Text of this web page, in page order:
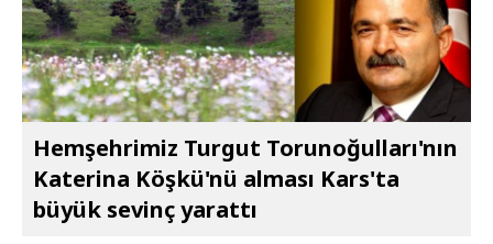
Hemşehrimiz Turgut Torunoğulları'nın
Katerina Köşkü'nü alması Kars'ta
büyük sevinç yarattı